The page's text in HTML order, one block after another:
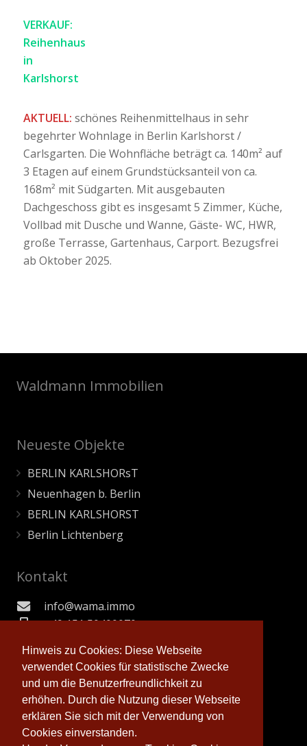
Hinweis zu Cookies: Diese Webseite
verwendet Cookies für statistische Zwecke
und um die Benutzerfreundlichkeit zu
erhöhen. Durch die Nutzung dieser Webseite
erklären Sie sich mit der Verwendung von
Cookies einverstanden.
VERKAUF:
Reihenhaus
in
Karlshorst
AKTUELL: schönes Reihenmittelhaus in sehr
begehrter Wohnlage in Berlin Karlshorst /
Carlsgarten. Die Wohnfläche beträgt ca. 140m² auf
3 Etagen auf einem Grundstücksanteil von ca.
168m² mit Südgarten. Mit ausgebauten
Dachgeschoss gibt es insgesamt 5 Zimmer, Küche,
Vollbad mit Dusche und Wanne, Gäste- WC, HWR,
große Terrasse, Gartenhaus, Carport. Bezugsfrei
ab Oktober 2025.
Waldmann Immobilien
Neueste Objekte
BERLIN KARLSHORsT
Neuenhagen b. Berlin
BERLIN KARLSHORST
Berlin Lichtenberg
Kontakt
info@wama.immo
+49 151 50400070
© 2026 Waldmann Immobilien
Newsletter abonnieren